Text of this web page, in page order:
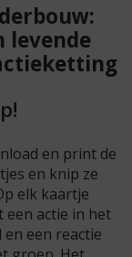
levende
en print de
en knip ze
elk kaartje
een actie in het
en een reactie